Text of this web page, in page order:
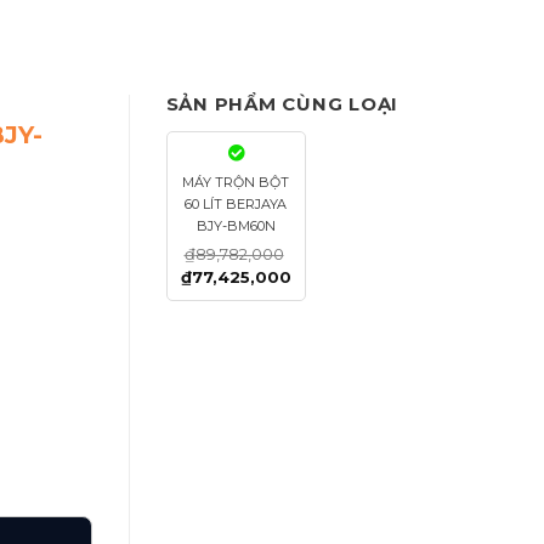
SẢN PHẨM CÙNG LOẠI
MÁY TRỘN BỘT
60 LÍT BERJAYA
BJY-BM60N
₫89,782,000
₫77,425,000